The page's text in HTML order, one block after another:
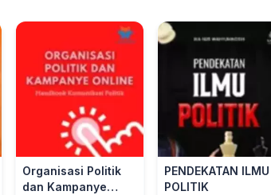
Organisasi Politik
dan Kampanye
PENDEKATAN ILMU
POLITIK